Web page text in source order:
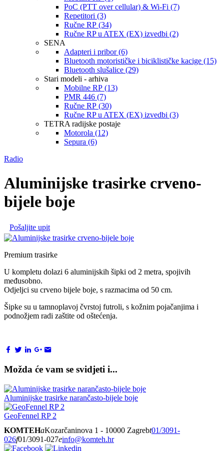
PoC (PTT over cellular) & Wi-Fi (7)
Repetitori (3)
Ručne RP (34)
Ručne RP u ATEX (EX) izvedbi (2)
SENA
Adapteri i pribor (6)
Bluetooth motorističke i biciklističke kacige (15)
Bluetooth slušalice (29)
Stari modeli - arhiva
Mobilne RP (13)
PMR 446 (7)
Ručne RP (30)
Ručne RP u ATEX (EX) izvedbi (3)
TETRA radijske postaje
Motorola (12)
Sepura (6)
Radio
Aluminijske trasirke crveno-
bijele boje
Pošaljite upit
Premium trasirke
U kompletu dolazi 6 aluminijskih šipki od 2 metra, spojivih
međusobno.
Odjeljci su crveno bijele boje, s razmacima od 50 cm.
Šipke su u tamnoplavoj čvrstoj futroli, s kožnim pojačanjima i
podnožjem radi zaštite od oštećenja.
Možda će vam se svidjeti i...
Aluminijske trasirke narančasto-bijele boje
GeoFennel RP 2
KOMTEHaKozarčaninova 1 - 10000 Zagrebt01/3091-
026f01/3091-027einfo@komteh.hr